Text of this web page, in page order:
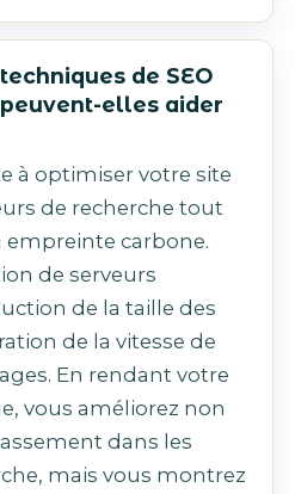
de SEO
elles aider
à optimiser votre site
de recherche tout
carbone.
de serveurs
de la taille des
de la vitesse de
En rendant votre
vous améliorez non
dans les
mais vous montrez